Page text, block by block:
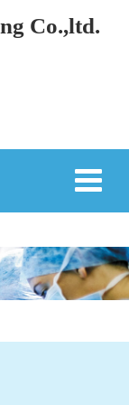
Co.,ltd.